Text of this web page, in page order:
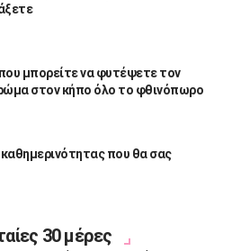
μπορείτε να φυτέψετε τον
στον κήπο όλο το φθινόπωρο
που θα σας
30 μέρες